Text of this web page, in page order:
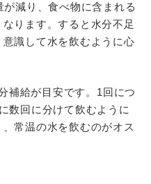
減り、食べ物に含まれる
ります。すると水分不足
識して水を飲むように心
補給が目安です。1回につ
数回に分けて飲むように
常温の水を飲むのがオス